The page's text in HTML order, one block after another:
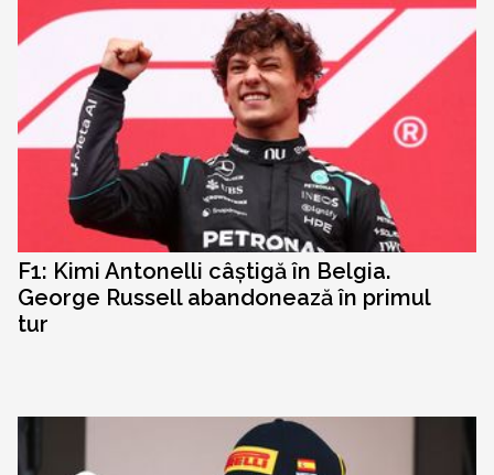
F1: Kimi Antonelli câștigă în Belgia.
George Russell abandonează în primul
tur